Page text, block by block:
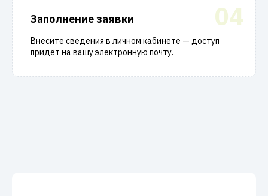
04
Заполнение заявки
Внесите сведения в личном кабинете — доступ
придёт на вашу электронную почту.